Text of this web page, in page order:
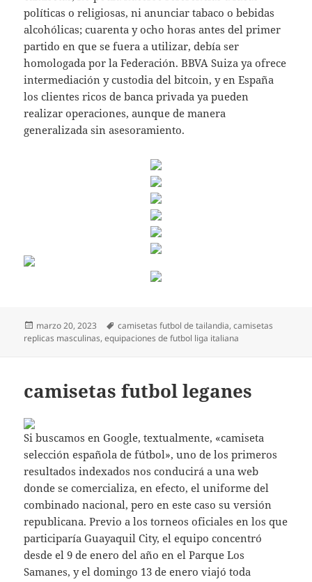
políticas o religiosas, ni anunciar tabaco o bebidas
alcohólicas; cuarenta y ocho horas antes del primer
partido en que se fuera a utilizar, debía ser
homologada por la Federación. BBVA Suiza ya ofrece
intermediación y custodia del bitcoin, y en España
los clientes ricos de banca privada ya pueden
realizar operaciones, aunque de manera
generalizada sin asesoramiento.
Publicado
el
marzo 20, 2023 Etiquetas
camisetas futbol de tailandia,camisetas
replicas masculinas,equipaciones de futbol liga italiana
camisetas futbol leganes
Si buscamos en Google, textualmente, «camiseta
selección española de fútbol», uno de los primeros
resultados indexados nos conducirá a una web
donde se comercializa, en efecto, el uniforme del
combinado nacional, pero en este caso su versión
republicana. Previo a los torneos oficiales en los que
participaría Guayaquil City, el equipo concentró
desde el 9 de enero del año en el Parque Los
Samanes, y el domingo 13 de enero viajó toda